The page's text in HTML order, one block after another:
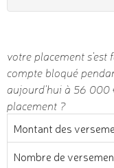
votre placement s'est
compte bloqué
aujourd'hui à 56 000
placement ?
Montant des
Nombre de